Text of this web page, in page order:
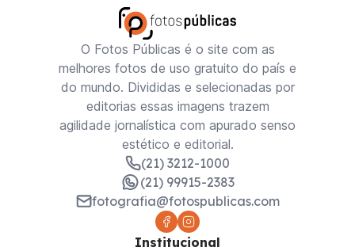
O Fotos Públicas é o site com as
melhores fotos de uso gratuito do país e
do mundo. Divididas e selecionadas por
editorias essas imagens trazem
agilidade jornalística com apurado senso
estético e editorial.
(21) 3212-1000
(21) 99915-2383
fotografia@fotospublicas.com
Institucional